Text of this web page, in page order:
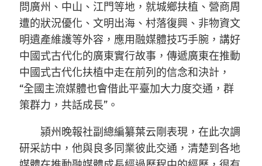
問廣州、中山、江門等地，就城鄉扶植、營商周
遭的狀況優化、文明出海、村落復興、非物資文
明遺產維護等外容，應用融媒體技巧手腕，講好
中國式古代化的廣東實行故事，傳遞廣東在推動
中國式古代化扶植中走在前列的信念和決計，
“全國主流媒體也會借此平臺加大力度交通，群
策群力，共話成長”。
潁州晚報社副總編纂葉云剛表現，在此次調
研采訪中，他與良多同業彼此交通，清楚到各地